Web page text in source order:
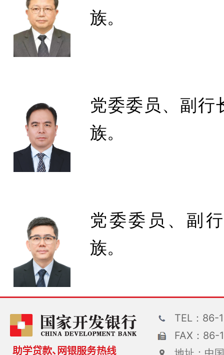
族。
党委委员、副行
族。
党委委员、副
族。
TEL：86-
FAX：